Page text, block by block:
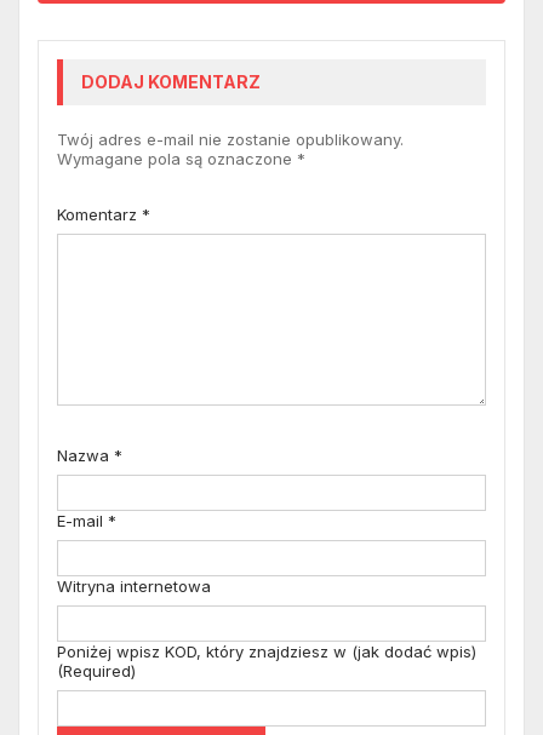
DODAJ KOMENTARZ
Twój adres e-mail nie zostanie opublikowany.
Wymagane pola są oznaczone *
Komentarz *
Nazwa *
E-mail *
Witryna internetowa
Poniżej wpisz KOD, który znajdziesz w (jak dodać wpis)
(Required)